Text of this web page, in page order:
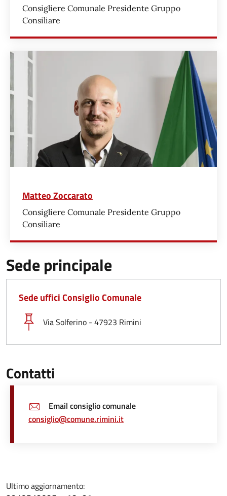
Consigliere Comunale Presidente Gruppo
Consiliare
Matteo Zoccarato
Consigliere Comunale Presidente Gruppo
Consiliare
Sede principale
Sede uffici Consiglio Comunale
Via Solferino - 47923 Rimini
Contatti
Email consiglio comunale
consiglio@comune.rimini.it
Ultimo aggiornamento: